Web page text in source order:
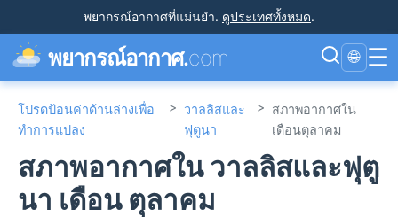
พยากรณ์อากาศที่แม่นยำ. ดูประเทศทั้งหมด.
พยากรณ์อากาศ.com 🌐 ☰
โปรดป้อนค่าด้านล่างเพื่อ
ทำการแปลง
> วาลลิสและ
ฟุตูนา
> สภาพอากาศใน
เดือนตุลาคม
สภาพอากาศใน วาลลิสและฟุตู
นา เดือน ตุลาคม